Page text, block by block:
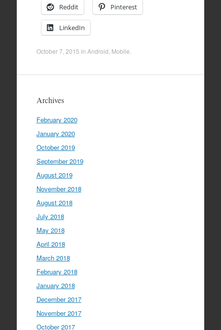
Reddit Pinterest
LinkedIn
October 7, 2015 in Android Mobile
Archives
February 2020
January 2020
October 2019
September 2019
August 2019
November 2018
August 2018
July 2018
May 2018
April 2018
March 2018
February 2018
January 2018
December 2017
November 2017
October 2017